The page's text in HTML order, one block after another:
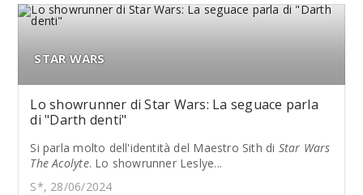
STAR WARS
Lo showrunner di Star Wars: La seguace parla
di "Darth denti"
Si parla molto dell'identità del Maestro Sith di Star Wars
The Acolyte. Lo showrunner Leslye...
S*, 28/06/2024